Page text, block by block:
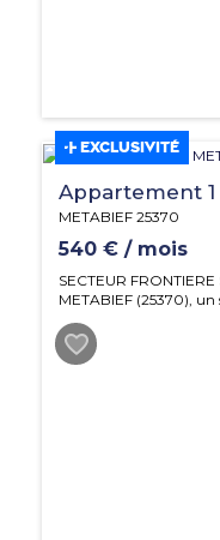
EXCLUSIVITÉ
Appartement 1
METABIEF 25370
540 € / mois
SECTEUR FRONTIERE SUISSE A LOUER,
METABIEF (25370),